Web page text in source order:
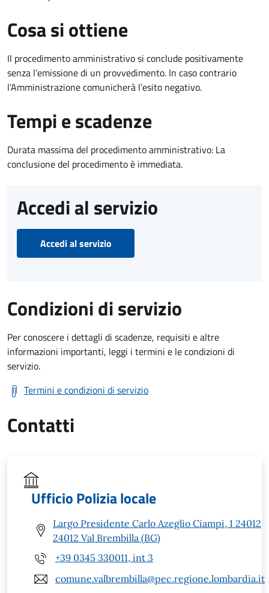
Cosa si ottiene
Il procedimento amministrativo si conclude positivamente
senza l’emissione di un provvedimento. In caso contrario
l’Amministrazione comunicherà l’esito negativo.
Tempi e scadenze
Durata massima del procedimento amministrativo: La
conclusione del procedimento è immediata.
Accedi al servizio
Accedi al servizio
Condizioni di servizio
Per conoscere i dettagli di scadenze, requisiti e altre
informazioni importanti, leggi i termini e le condizioni di
servizio.
Termini e condizioni di servizio
Contatti
Ufficio Polizia locale
Largo Presidente Carlo Azeglio Ciampi, 1 24012
24012 Val Brembilla (BG)
+39 0345 330011, int 3
comune.valbrembilla@pec.regione.lombardia.it